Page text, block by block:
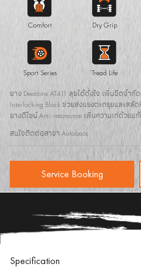
Comfort Dry Grip
Sport Series Tread Life
ยาง Deestone AT411 ลุยได้ดั่งใจ เพิ่มขีดจ
Interlocking Block ช่วยส่งแรงตะกรุยและส
ยางดีไซน์ Anti-resonance เพิ่มความเท่ด้วย
สนใจติดต่อสาขา Autobacs
Service Booking
Specification